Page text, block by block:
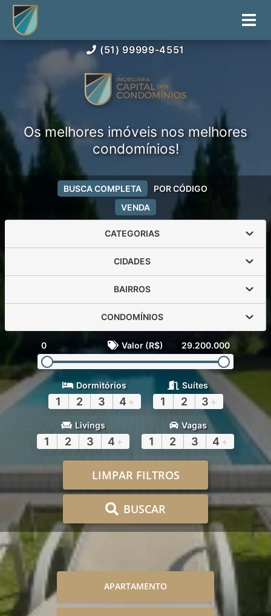
(51) 99999-4551
Os melhores imóveis nos melhores
condomínios!
VENDA
BUSCA COMPLETA POR CÓDIGO
CATEGORIAS
CIDADES
BAIRROS
CONDOMÍNIOS
0 Valor (R$) 29.200.000
Dormitórios
1 2 3 4 +
Suítes
1 2 3 +
Livings
1 2 3 4 +
Vagas
1 2 3 4 +
LIMPAR FILTROS
BUSCAR
APARTAMENTO